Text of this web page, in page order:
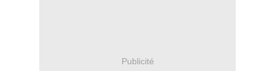
Publicité